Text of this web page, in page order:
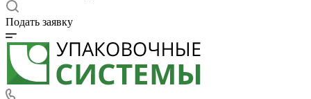
Подать заявку